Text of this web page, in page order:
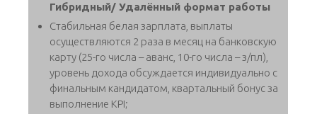
Гибридный/ Удалённый формат работы
Стабильная белая зарплата, выплаты
осуществляются 2 раза в месяц на банковскую
карту (25-го числа – аванс, 10-го числа – з/пл),
уровень дохода обсуждается индивидуально с
финальным кандидатом, квартальный бонус за
выполнение KPI;